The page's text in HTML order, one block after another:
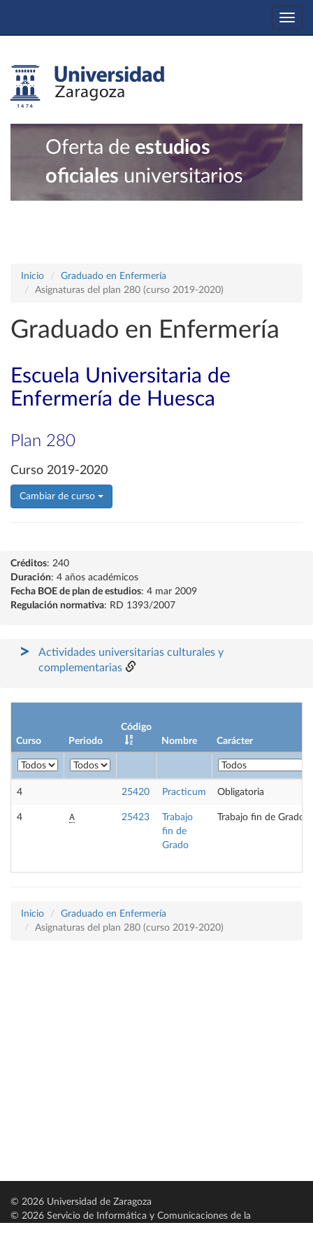
Oferta de estudios
oficiales universitarios
Inicio
Graduado en Enfermería
Asignaturas del plan 280 (curso 2019-2020)
Graduado en Enfermería
Escuela Universitaria de
Enfermería de Huesca
Plan 280
Curso 2019-2020
Cambiar de curso
Créditos: 240
Duración: 4 años académicos
Fecha BOE de plan de estudios: 4 mar 2009
Regulación normativa: RD 1393/2007
Actividades universitarias culturales y
complementarias
Curso Periodo
Código
Nombre
Carácter
4 25420 Practicum Obligatoria
4 A 25423
Trabajo
fin de
Grado
Trabajo fin de Grado
Inicio
Graduado en Enfermería
Asignaturas del plan 280 (curso 2019-2020)
© 2026 Universidad de Zaragoza
© 2026 Servicio de Informática y Comunicaciones de la